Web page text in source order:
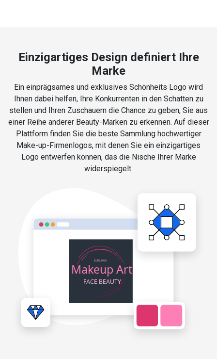
Einzigartiges Design definiert Ihre
Marke
Ein einprägsames und exklusives Schönheits Logo wird
Ihnen dabei helfen, Ihre Konkurrenten in den Schatten zu
stellen und Ihren Zuschauern die Chance zu geben, Sie aus
einer Reihe anderer Beauty-Marken zu erkennen. Auf dieser
Plattform finden Sie die beste Sammlung hochwertiger
Make-up-Firmenlogos, mit denen Sie ein einzigartiges
Logo entwerfen können, das die Nische Ihrer Marke
widerspiegelt.